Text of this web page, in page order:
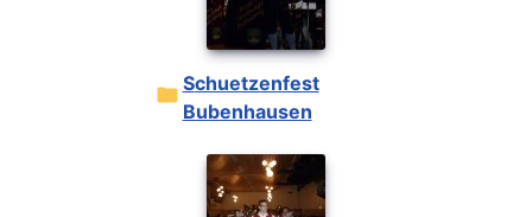
Schuetzenfest
Bubenhausen